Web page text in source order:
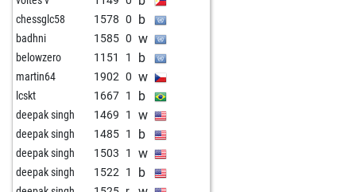
gerberelli 1495 1 w
jeanmat2 1454 1 b
jeanmat2 1439 0 w
jeanmat2 1438 1 b
tarunchess 1511 1 w
tarunchess 1482 0 b
jeanmat2 1484 1 w
prinz heinrich 1327 0 w
topspin 1385 0 w
herr kamel 1349 1 b
chessglc58 1578 0 b
badhni 1585 0 w
belowzero 1151 1 b
martin64 1902 0 w
lcskt 1667 1 b
deepak singh 1469 1 w
deepak singh 1485 1 b
deepak singh 1503 1 w
deepak singh 1522 1 b